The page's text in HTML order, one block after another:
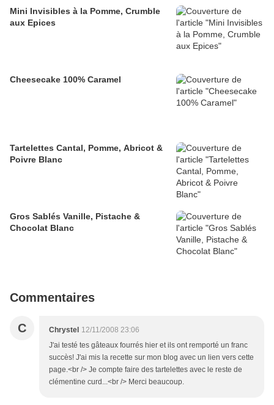
Mini Invisibles à la Pomme, Crumble
aux Epices
Cheesecake 100% Caramel
Tartelettes Cantal, Pomme, Abricot &
Poivre Blanc
Gros Sablés Vanille, Pistache &
Chocolat Blanc
Commentaires
C Chrystel 12/11/2008 23:06
J'ai testé tes gâteaux fourrés hier et ils ont remporté un franc
succès! J'ai mis la recette sur mon blog avec un lien vers cette
page.<br /> Je compte faire des tartelettes avec le reste de
clémentine curd...<br /> Merci beaucoup.